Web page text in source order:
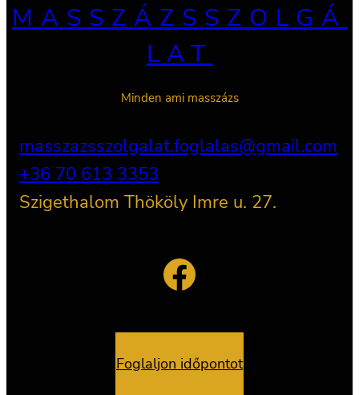
MASSZÁZSSZOLGÁ
LAT
Minden ami masszázs
masszazsszolgalat.foglalas@gmail.com
+36 70 613 3353
Szigethalom Thököly Imre u. 27.
Facebook
Foglaljon időpontot